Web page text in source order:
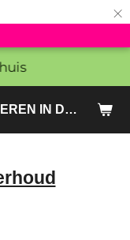
×
FATBIKES KOPEN & REPAREREN IN DEN HAAG EN ZOETERMEER - SACHE BIKES